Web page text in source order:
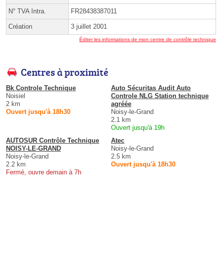
N° TVA Intra. FR28438387011
Création 3 juillet 2001
Éditer les informations de mon centre de contrôle technique
Centres à proximité
Bk Controle Technique
Noisiel
2 km
Ouvert jusqu'à 18h30
Auto Sécuritas Audit Auto
Controle NLG Station technique
agréée
Noisy-le-Grand
2.1 km
Ouvert jusqu'à 19h
AUTOSUR Contrôle Technique
NOISY-LE-GRAND
Noisy-le-Grand
2.2 km
Fermé, ouvre demain à 7h
Atec
Noisy-le-Grand
2.5 km
Ouvert jusqu'à 18h30